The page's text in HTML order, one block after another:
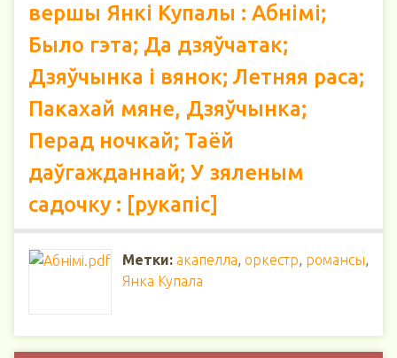
вершы Янкі Купалы : Абнімі;
Было гэта; Да дзяўчатак;
Дзяўчынка і вянок; Летняя раса;
Пакахай мяне, Дзяўчынка;
Перад ночкай; Таёй
даўгажданнай; У зяленым
садочку : [рукапіс]
Метки: акапелла, оркестр, романсы,
Янка Купала